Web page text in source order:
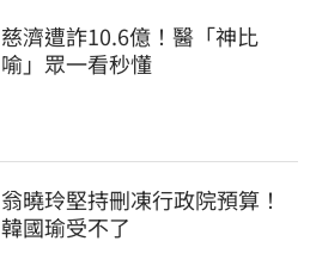
慈濟遭詐10.6億！醫「神比
喻」眾一看秒懂
翁曉玲堅持刪凍行政院預算！
韓國瑜受不了